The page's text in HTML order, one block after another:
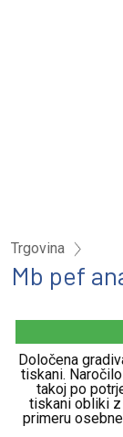
Trgovina
Mb pef
Določena
tiskani.
takoj po
tiskani obliki z
primeru